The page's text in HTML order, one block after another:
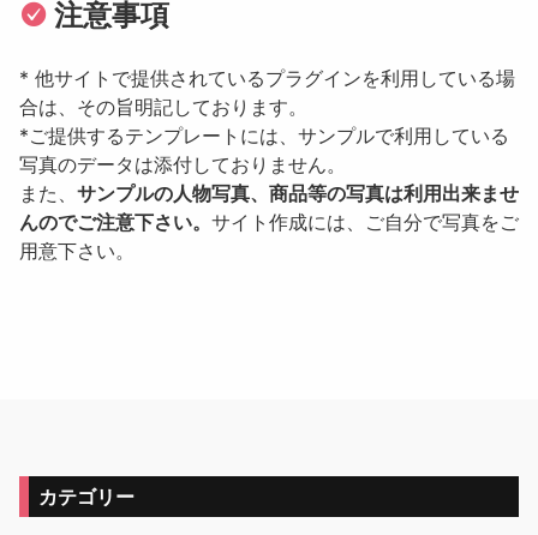
注意事項
* 他サイトで提供されているプラグインを利用している場
合は、その旨明記しております。
*ご提供するテンプレートには、サンプルで利用している
写真のデータは添付しておりません。
また、 サンプルの人物写真、商品等の写真は利用出来ませ
んのでご注意下さい。 サイト作成には、ご自分で写真をご
用意下さい。
カテゴリー